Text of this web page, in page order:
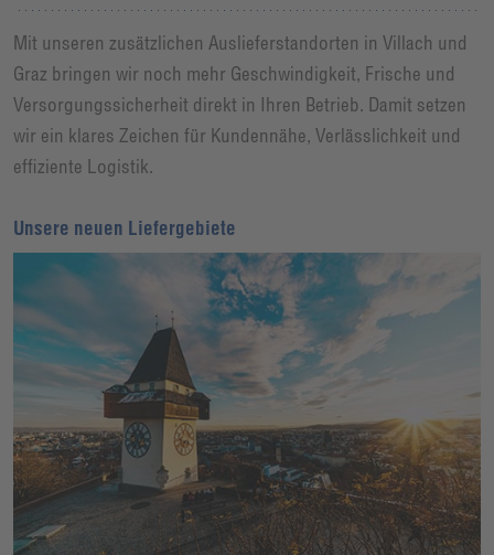
Mit unseren zusätzlichen Auslieferstandorten in Villach und
Graz bringen wir noch mehr Geschwindigkeit, Frische und
Versorgungssicherheit direkt in Ihren Betrieb. Damit setzen
wir ein klares Zeichen für Kundennähe, Verlässlichkeit und
effiziente Logistik.
Unsere neuen Liefergebiete